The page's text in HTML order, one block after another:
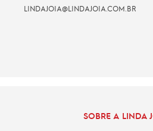
LINDAJOIA@LINDAJOIA.COM.BR
SOBRE A LINDA